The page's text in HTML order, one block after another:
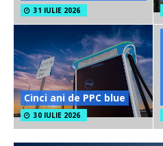
31 IULIE 2026
Cinci ani de PPC blue
30 IULIE 2026